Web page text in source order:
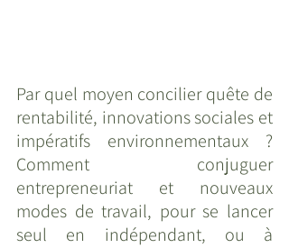
Par quel moyen concilier quête de
rentabilité, innovations sociales et
impératifs environnementaux ?
Comment conjuguer
entrepreneuriat et nouveaux
modes de travail, pour se lancer
seul en indépendant, ou à